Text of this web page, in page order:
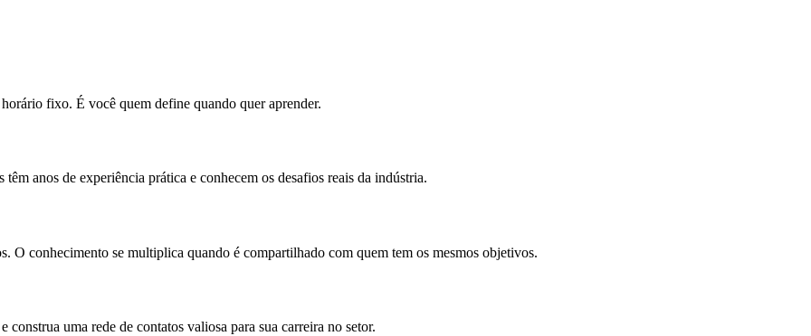
fixo. É você quem define quando quer aprender.
anos de experiência prática e conhecem os desafios reais da indústria.
O conhecimento se multiplica quando é compartilhado com quem tem os mesmos objetivos.
uma rede de contatos valiosa para sua carreira no setor.